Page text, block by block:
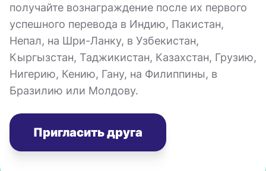
получайте вознаграждение после их первого
успешного перевода в Индию, Пакистан,
Непал, на Шри-Ланку, в Узбекистан,
Кыргызстан, Таджикистан, Казахстан, Грузию,
Нигерию, Кению, Гану, на Филиппины, в
Бразилию или Молдову.
Пригласить друга